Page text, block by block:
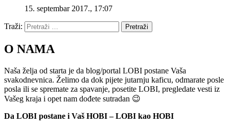
15. septembar 2017., 17:07
Traži: Pretraži
O NAMA
Naša želja od starta je da blog/portal LOBI postane Vaša
svakodnevnica. Želimo da dok pijete jutarnju kaficu, odmarate posle
posla ili se spremate za spavanje, posetite LOBI, pregledate vesti iz
Vašeg kraja i opet nam dođete sutradan 😉
Da LOBI postane i Vaš HOBI – LOBI kao HOBI